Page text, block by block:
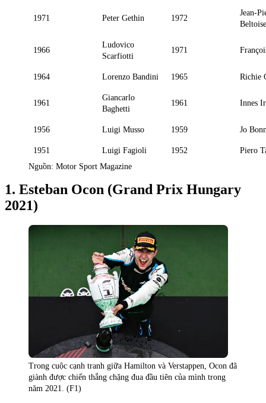
1971 Peter Gethin 1972
Jean-
Beltoise
1966
Ludovico
Scarfiotti
1971
1964 Lorenzo Bandini 1965 Richie
1961
Giancarlo
Baghetti
1961 Innes
1956 Luigi Musso 1959 Jo
1951 Luigi Fagioli 1952
Piero
Nguồn: Motor Sport Magazine
Esteban Ocon (Grand Prix Hungary
2021)
Trong cuộc cạnh tranh giữa Hamilton và Verstappen, Ocon đã
giành được chiến thắng chặng đua đầu tiên của mình trong
năm 2021. (F1)